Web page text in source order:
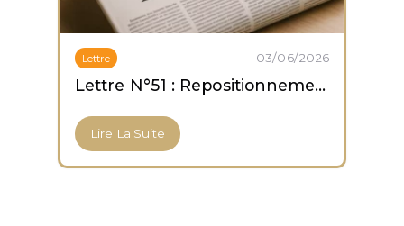
Lettre 03/06/2026
Lettre N°51 : Repositionnement prudent ; capitulation des altcoins ; accumulation des ETF Bitcoin
Lire La Suite